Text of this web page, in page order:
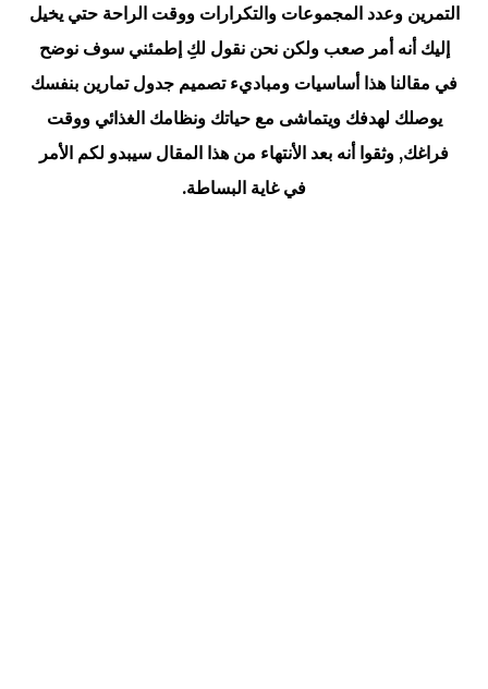
التمرين وعدد المجموعات والتكرارات ووقت الراحة حتي يخيل
إليك أنه أمر صعب ولكن نحن نقول لكِ إطمئني سوف نوضح
في مقالنا هذا أساسيات ومباديء تصميم جدول تمارين بنفسك
يوصلك لهدفك ويتماشى مع حياتك ونظامك الغذائي ووقت
فراغك, وثقوا أنه بعد الأنتهاء من هذا المقال سيبدو لكم الأمر
في غاية البساطة.